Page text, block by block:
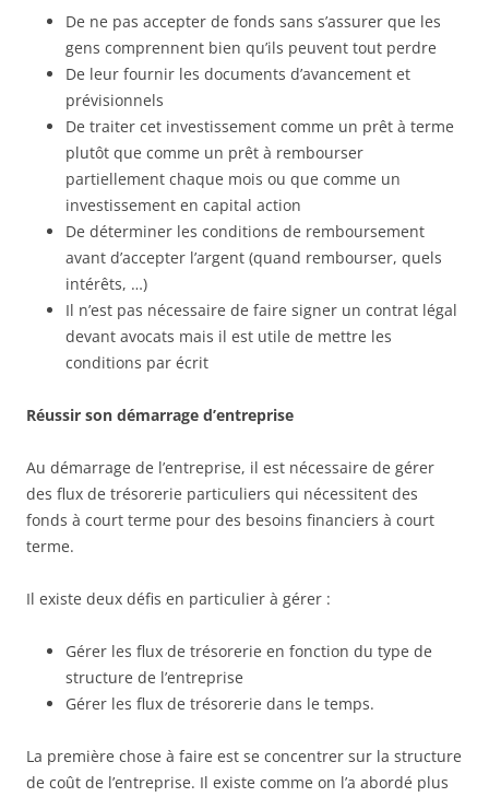
De ne pas accepter de fonds sans s’assurer que les
gens comprennent bien qu’ils peuvent tout perdre
De leur fournir les documents d’avancement et
prévisionnels
De traiter cet investissement comme un prêt à terme
plutôt que comme un prêt à rembourser
partiellement chaque mois ou que comme un
investissement en capital action
De déterminer les conditions de remboursement
avant d’accepter l’argent (quand rembourser, quels
intérêts, …)
Il n’est pas nécessaire de faire signer un contrat légal
devant avocats mais il est utile de mettre les
conditions par écrit
Réussir son démarrage d’entreprise
Au démarrage de l’entreprise, il est nécessaire de gérer
des flux de trésorerie particuliers qui nécessitent des
fonds à court terme pour des besoins financiers à court
terme.
Il existe deux défis en particulier à gérer :
Gérer les flux de trésorerie en fonction du type de
structure de l’entreprise
Gérer les flux de trésorerie dans le temps.
La première chose à faire est se concentrer sur la structure
de coût de l’entreprise. Il existe comme on l’a abordé plus